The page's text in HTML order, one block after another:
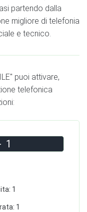
partendo dalla
migliore di telefonia
e tecnico.
puoi attivare,
telefonica
1
1
1